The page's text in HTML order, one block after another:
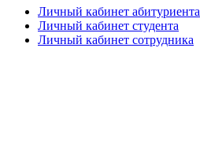
Личный кабинет абитуриента
Личный кабинет студента
Личный кабинет сотрудника